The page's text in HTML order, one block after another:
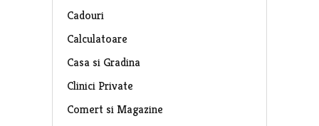
Cadouri
Calculatoare
Casa si Gradina
Clinici Private
Comert si Magazine